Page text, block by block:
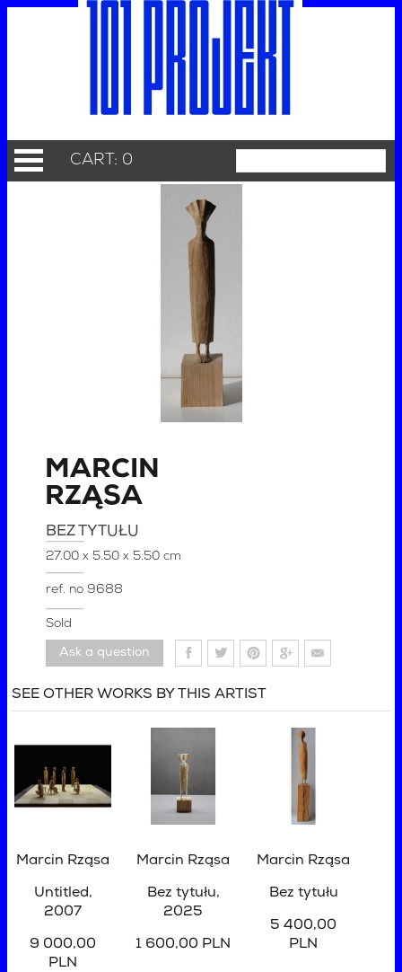
CART: 0
MARCIN
RZĄSA
BEZ TYTUŁU
27.00 x 5.50 x 5.50 cm
ref. no9688
Sold
Ask a question
SEE OTHER WORKS BY THIS ARTIST
Marcin Rząsa
Untitled,
2007
9 000,00
PLN
Marcin Rząsa
Bez tytułu,
2025
1 600,00 PLN
Marcin Rząsa
Bez tytułu
5 400,00
PLN